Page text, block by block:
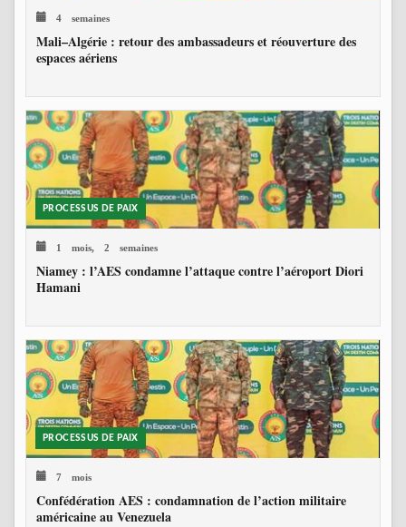
4 semaines
Mali–Algérie : retour des ambassadeurs et réouverture des
espaces aériens
PROCESSUS DE PAIX
1 mois, 2 semaines
Niamey : l’AES condamne l’attaque contre l’aéroport Diori
Hamani
PROCESSUS DE PAIX
7 mois
Confédération AES : condamnation de l’action militaire
américaine au Venezuela